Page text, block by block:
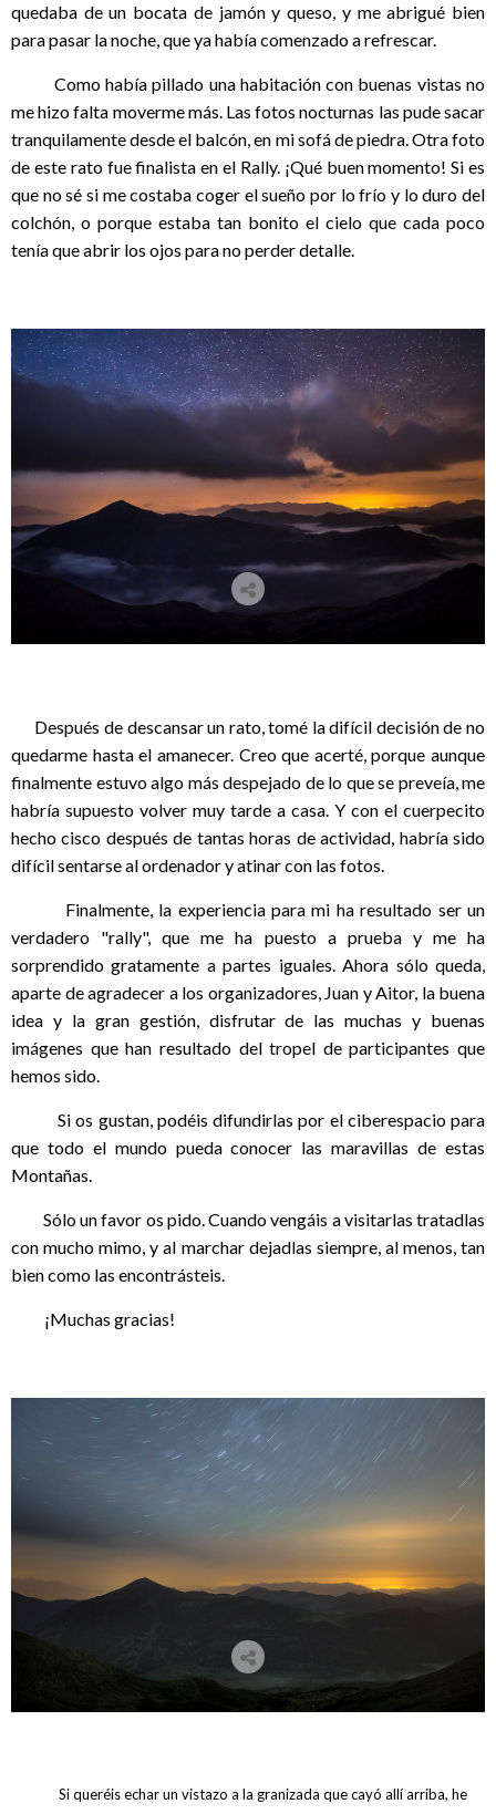
quedaba de un bocata de jamón y queso, y me abrigué bien
para pasar la noche, que ya había comenzado a refrescar.
Como había pillado una habitación con buenas vistas no
me hizo falta moverme más. Las fotos nocturnas las pude sacar
tranquilamente desde el balcón, en mi sofá de piedra. Otra foto
de este rato fue finalista en el Rally. ¡Qué buen momento! Si es
que no sé si me costaba coger el sueño por lo frío y lo duro del
colchón, o porque estaba tan bonito el cielo que cada poco
tenía que abrir los ojos para no perder detalle.
Después de descansar un rato, tomé la difícil decisión de no
quedarme hasta el amanecer. Creo que acerté, porque aunque
finalmente estuvo algo más despejado de lo que se preveía, me
habría supuesto volver muy tarde a casa. Y con el cuerpecito
hecho cisco después de tantas horas de actividad, habría sido
difícil sentarse al ordenador y atinar con las fotos.
Finalmente, la experiencia para mi ha resultado ser un
verdadero "rally", que me ha puesto a prueba y me ha
sorprendido gratamente a partes iguales. Ahora sólo queda,
aparte de agradecer a los organizadores, Juan y Aitor, la buena
idea y la gran gestión, disfrutar de las muchas y buenas
imágenes que han resultado del tropel de participantes que
hemos sido.
Si os gustan, podéis difundirlas por el ciberespacio para
que todo el mundo pueda conocer las maravillas de estas
Montañas.
Sólo un favor os pido. Cuando vengáis a visitarlas tratadlas
con mucho mimo, y al marchar dejadlas siempre, al menos, tan
bien como las encontrásteis.
¡Muchas gracias!
Si queréis echar un vistazo a la granizada que cayó allí arriba, he